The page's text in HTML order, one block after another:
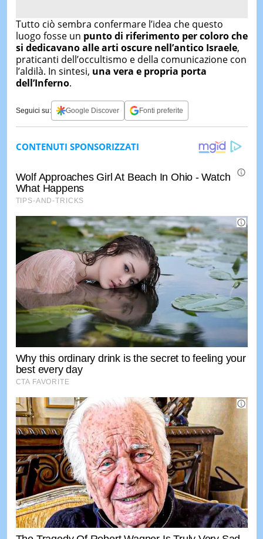
Tutto ciò sembra confermare l’idea che questo
luogo fosse un punto di riferimento per coloro che
si dedicavano alle arti oscure nell’antico Israele,
praticanti dell’occultismo e della comunicazione con
l’aldilà. In sintesi, una vera e propria porta
dell’Inferno.
Seguici su: Google Discover Fonti preferite